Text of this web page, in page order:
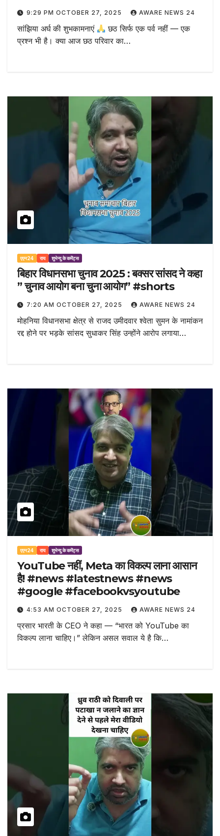
9:29 PM OCTOBER 27, 2025 AWARE NEWS 24
सांझिया अर्घ की शुभकामनाएं
छठ सिर्फ एक पर्व नहीं — एक
प्रश्न भी है। क्या आज छठ परिवार का…
एएन24 राय शुभेन्दु के कमेंट्स
बिहार विधानसभा चुनाव 2025 : बक्सर सांसद ने कहा
” चुनाव आयोग बना चुना आयोग” #shorts
7:20 AM OCTOBER 27, 2025 AWARE NEWS 24
मोहनिया विधानसभा क्षेत्र से राजद उमीदवार श्वेता सुमन के नामांकन
रद्द होने पर भड़के सांसद सुधाकर सिंह उन्होंने आरोप लगाया…
एएन24 राय शुभेन्दु के कमेंट्स
YouTube नहीं, Meta का विकल्प लाना आसान
है! #news #latestnews #news
#google #facebookvsyoutube
4:53 AM OCTOBER 27, 2025 AWARE NEWS 24
प्रसार भारती के CEO ने कहा — “भारत को YouTube का
विकल्प लाना चाहिए।” लेकिन असल सवाल ये है कि…